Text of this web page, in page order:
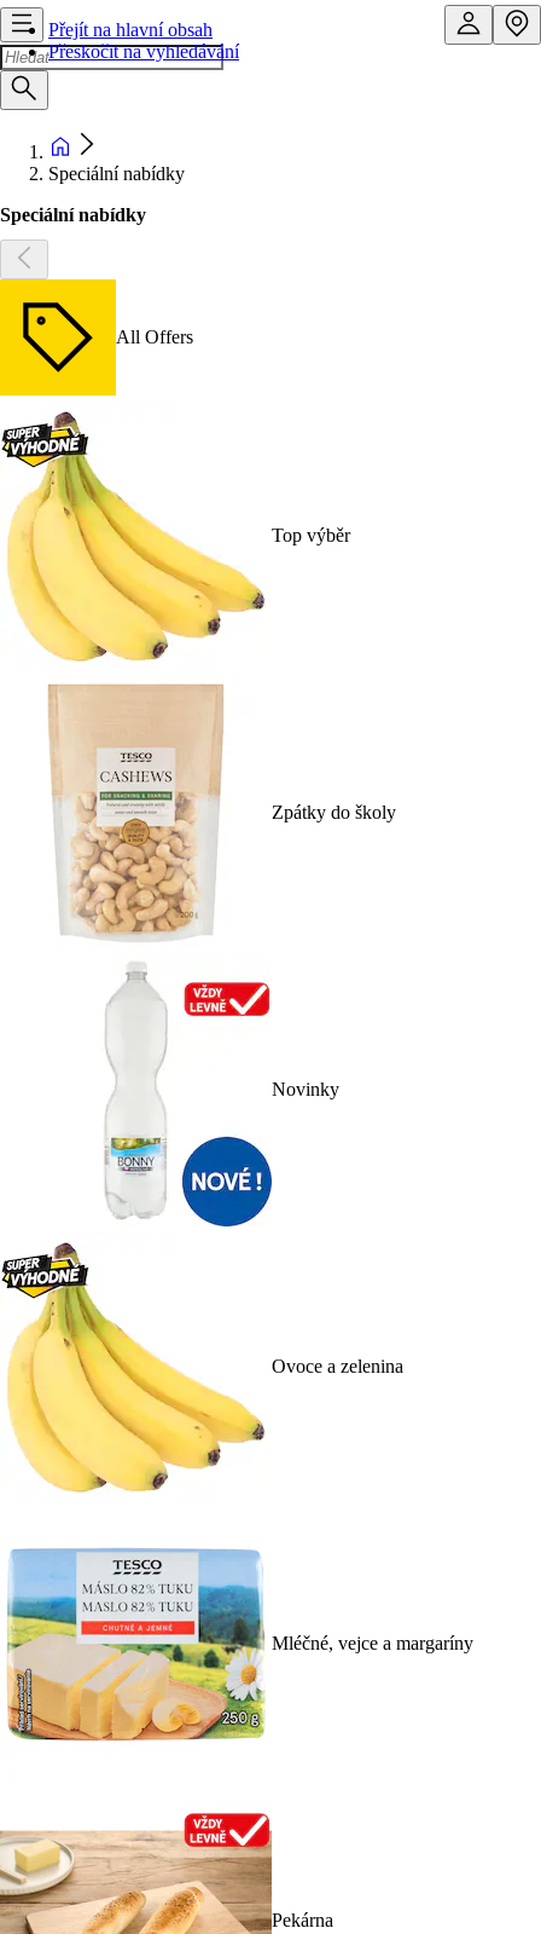
Přejít na hlavní obsah
Přeskočit na vyhledávání
Speciální nabídky
Speciální nabídky
All Offers
Top výběr
Zpátky do školy
Novinky
Ovoce a zelenina
Mléčné, vejce a margaríny
Pekárna